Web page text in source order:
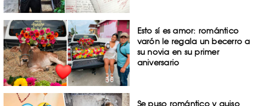
Esto sí es amor: romántico
varón le regala un becerro a
su novia en su primer
aniversario
Se puso romántico y quiso